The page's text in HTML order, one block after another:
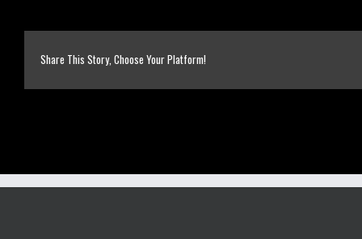
Share This Story, Choose Your Platform!